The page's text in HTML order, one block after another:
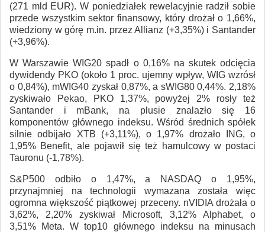
(271 mld EUR). W poniedziałek rewelacyjnie radził sobie
przede wszystkim sektor finansowy, który drożał o 1,66%,
wiedziony w górę m.in. przez Allianz (+3,35%) i Santander
(+3,96%).
W Warszawie WIG20 spadł o 0,16% na skutek odcięcia
dywidendy PKO (około 1 proc. ujemny wpływ, WIG wzrósł
o 0,84%), mWIG40 zyskał 0,87%, a sWIG80 0,44%. 2,18%
zyskiwało Pekao, PKO 1,37%, powyżej 2% rosły też
Santander i mBank, na plusie znalazło się 16
komponentów głównego indeksu. Wśród średnich spółek
silnie odbijało XTB (+3,11%), o 1,97% drożało ING, o
1,95% Benefit, ale pojawił się też hamulcowy w postaci
Tauronu (-1,78%).
S&P500 odbiło o 1,47%, a NASDAQ o 1,95%,
przynajmniej na technologii wymazana została więc
ogromna większość piątkowej przeceny. nVIDIA drożała o
3,62%, 2,20% zyskiwał Microsoft, 3,12% Alphabet, o
3,51% Meta. W top10 głównego indeksu na minusach